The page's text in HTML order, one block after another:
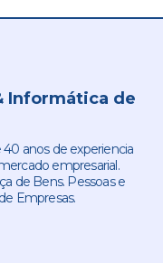
Informática de
anos de experiencia
empresarial.
de Bens. Pessoas e
Empresas.